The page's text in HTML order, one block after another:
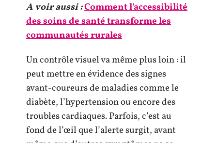
A voir aussi :Comment l'accessibilité
des soins de santé transforme les
communautés rurales
Un contrôle visuel va même plus loin : il
peut mettre en évidence des signes
avant-coureurs de maladies comme le
diabète, l’hypertension ou encore des
troubles cardiaques. Parfois, c’est au
fond de l’œil que l’alerte surgit, avant